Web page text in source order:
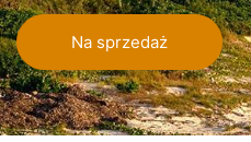
Na sprzedaż